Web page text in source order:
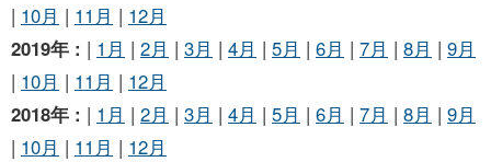
| 10月 | 11月 | 12月
2019年 : | 1月 | 2月 | 3月 | 4月 | 5月 | 6月 | 7月 | 8月 | 9月
| 10月 | 11月 | 12月
2018年 : | 1月 | 2月 | 3月 | 4月 | 5月 | 6月 | 7月 | 8月 | 9月
| 10月 | 11月 | 12月